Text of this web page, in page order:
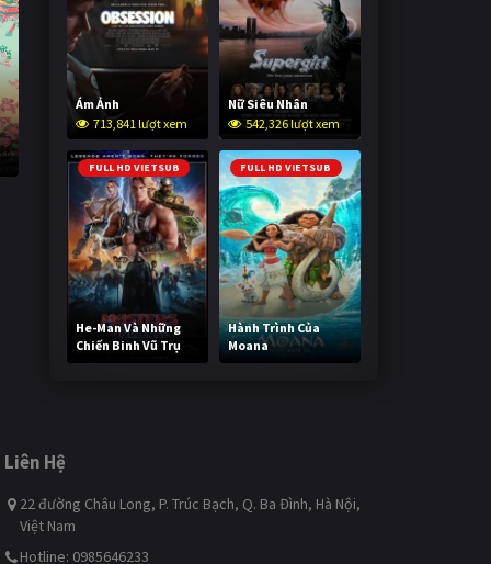
Ám Ảnh
713,841 lượt xem
Nữ Siêu Nhân
542,326 lượt xem
FULL HD VIETSUB
He-Man Và Những
Chiến Binh Vũ Trụ
234,289 lượt xem
FULL HD VIETSUB
Hành Trình Của
Moana
486,221 lượt xem
Liên Hệ
22 đường Châu Long, P. Trúc Bạch, Q. Ba Đình, Hà Nội,
Việt Nam
Hotline: 0985646233